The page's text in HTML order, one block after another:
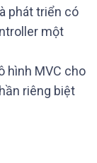
phát triển có
một
hình MVC cho
riêng biệt